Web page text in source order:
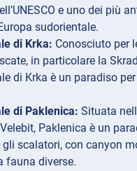
e uno dei più
sudorientale.
di Krka: Conosciuto per
in particolare la
di Krka è un paradiso
di Paklenica: Situata
Paklenica è un
scalatori, con canyon
fauna diverse.